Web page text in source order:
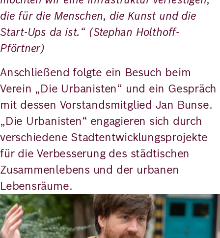
die für die Menschen, die Kunst und die
Start-Ups da ist.“ (Stephan Holthoff-
Pförtner)
Anschließend folgte ein Besuch beim
Verein „Die Urbanisten“ und ein Gespräch
mit dessen Vorstandsmitglied Jan Bunse.
„Die Urbanisten“ engagieren sich durch
verschiedene Stadtentwicklungsprojekte
für die Verbesserung des städtischen
Zusammenlebens und der urbanen
Lebensräume.
Bild